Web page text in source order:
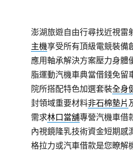
澎湖旅遊自由行尋找近視雷
主機享受所有頂級電競裝備
應用軸承解決方案壓力身體
脂運動汽機車典當借錢免留
院所搭配特色加選套裝全身
封領域重要材料非石棉墊片
需求林口當舖專營汽機車借
內視鏡隆乳技術資金短期感
格拉力或汽車借款是您瞭解